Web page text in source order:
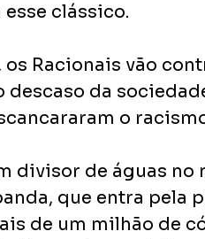
esse clássico.
os Racionais vão
descaso da
o
divisor de águas
que entra pela
de um milhão de